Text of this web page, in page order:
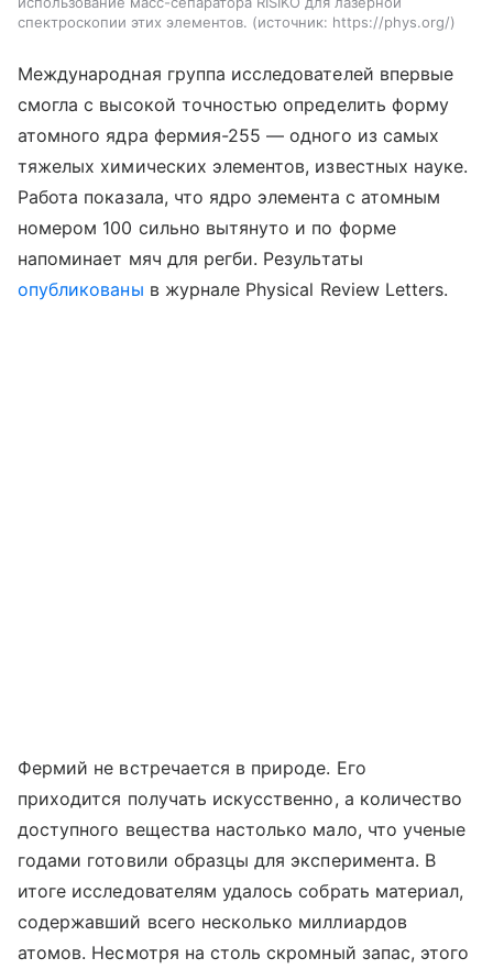
спектроскопии этих элементов.
источник: https://phys.org/
Международная группа исследователей впервые
смогла с высокой точностью определить форму
атомного ядра фермия-255 — одного из самых
тяжелых химических элементов, известных науке.
Работа показала, что ядро элемента с атомным
номером 100 сильно вытянуто и по форме
напоминает мяч для регби. Результаты
опубликованы в журнале Physical Review Letters.
Фермий не встречается в природе. Его
приходится получать искусственно, а количество
доступного вещества настолько мало, что ученые
годами готовили образцы для эксперимента. В
итоге исследователям удалось собрать материал,
содержавший всего несколько миллиардов
атомов. Несмотря на столь скромный запас, этого